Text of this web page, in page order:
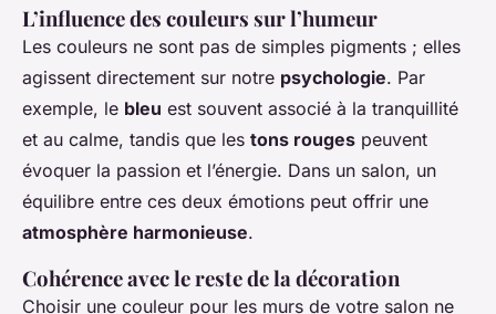
L’influence des couleurs sur l’humeur
Les couleurs ne sont pas de simples pigments ; elles
agissent directement sur notre psychologie. Par
exemple, le bleu est souvent associé à la tranquillité
et au calme, tandis que les tons rouges peuvent
évoquer la passion et l’énergie. Dans un salon, un
équilibre entre ces deux émotions peut offrir une
atmosphère harmonieuse.
Cohérence avec le reste de la décoration
Choisir une couleur pour les murs de votre salon ne